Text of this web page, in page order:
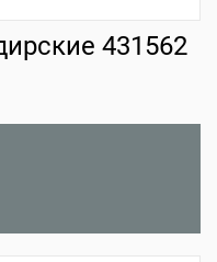
431562